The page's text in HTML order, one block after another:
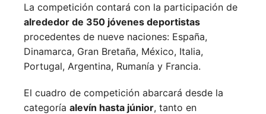
La competición contará con la participación de
alrededor de 350 jóvenes deportistas
procedentes de nueve naciones: España,
Dinamarca, Gran Bretaña, México, Italia,
Portugal, Argentina, Rumanía y Francia.
El cuadro de competición abarcará desde la
categoría alevín hasta júnior, tanto en